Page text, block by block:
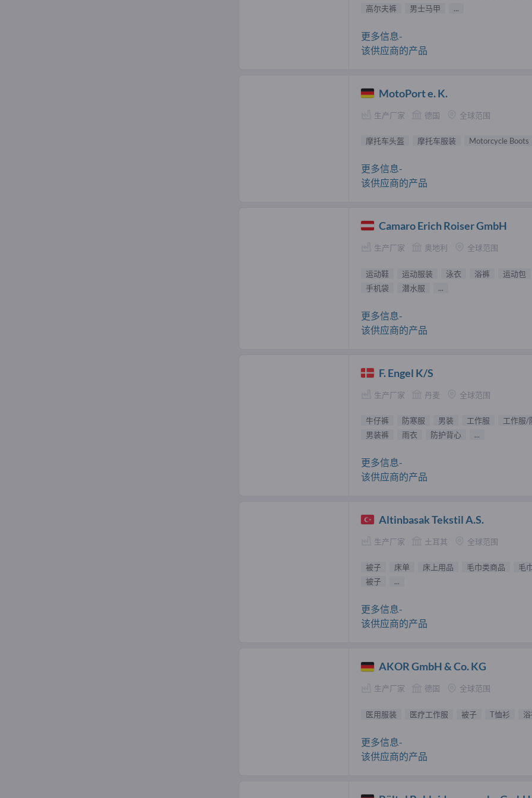
高尔夫裤
男士马甲 ...
更多信息-
该供应商的产品
MotoPort e. K.
生产厂家 德国 全球范围
摩托车头盔 摩托车服装 Motorcycle Boots
更多信息-
该供应商的产品
Camaro Erich Roiser GmbH
生产厂家 奥地利 全球范围
运动鞋 运动服装 泳衣 浴裤
运动包
手机袋
潜水服 ...
更多信息-
该供应商的产品
F. Engel K/S
生产厂家 丹麦 全球范围
牛仔裤 防寒服 男装 工作服
工作服/
男装裤
雨衣 防护背心 ...
更多信息-
该供应商的产品
Altinbasak Tekstil A.S.
生产厂家 土耳其 全球范围
被子 床单 床上用品 毛巾类商品
毛
被子
...
更多信息-
该供应商的产品
AKOR GmbH & Co. KG
生产厂家 德国 全球范围
医用服装 医疗工作服 被子 T恤衫
更多信息-
该供应商的产品